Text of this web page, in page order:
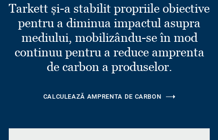
Tarkett și-a stabilit propriile obiective
pentru a diminua impactul asupra
mediului, mobilizându-se în mod
continuu pentru a reduce amprenta
de carbon a produselor.
CALCULEAZĂ AMPRENTA DE CARBON